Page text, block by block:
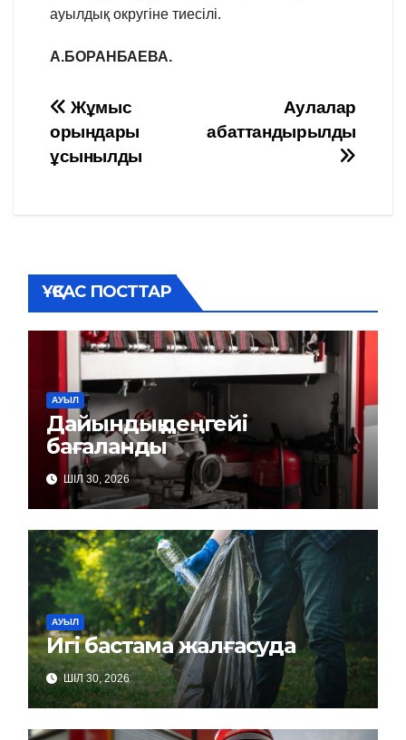
ауылдық округіне тиесілі.
А.БОРАНБАЕВА.
Навигация
по
Аулалар
абаттандырылды
Жұмыс
орындары
ұсынылды
ҰҚСАС ПОСТТАР
АУЫЛ
Дайындық деңгейі
бағаланды
ШІЛ 30, 2026
АУЫЛ
Игі бастама жалғасуда
ШІЛ 30, 2026